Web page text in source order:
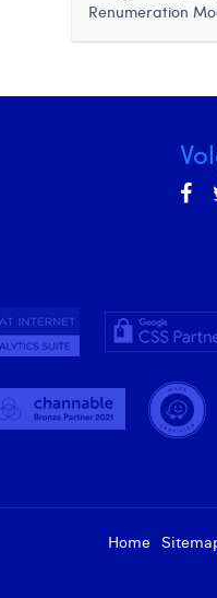
Renumeration
Home